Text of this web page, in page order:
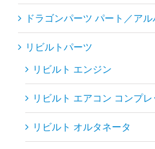
ドラゴンパーツ パート／アル
リビルトパーツ
リビルト エンジン
リビルト エアコン コンプレ
リビルト オルタネータ